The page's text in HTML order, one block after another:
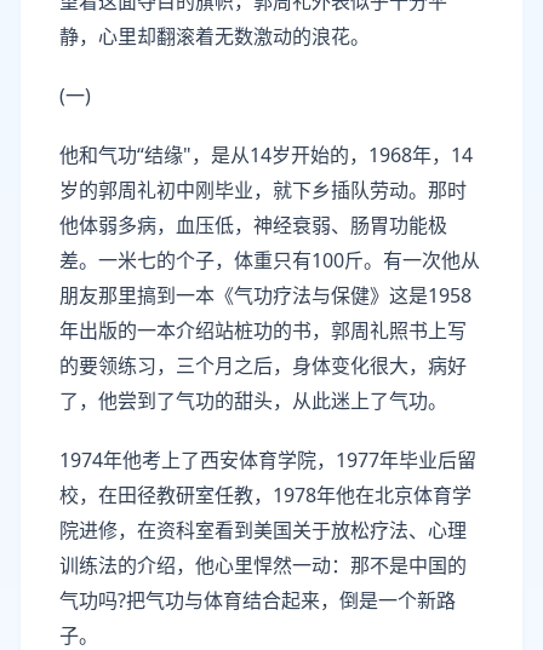
静，心里却翻滚着无数激动的浪花。
(一)
他和气功“结缘"，是从14岁开始的，1968年，14
岁的郭周礼初中刚毕业，就下乡插队劳动。那时
他体弱多病，血压低，神经衰弱、肠胃功能极
差。一米七的个子，体重只有100斤。有一次他从
朋友那里搞到一本《气功疗法与保健》这是1958
年出版的一本介绍站桩功的书，郭周礼照书上写
的要领练习，三个月之后，身体变化很大，病好
了，他尝到了气功的甜头，从此迷上了气功。
1974年他考上了西安体育学院，1977年毕业后留
校，在田径教研室任教，1978年他在北京体育学
院进修，在资科室看到美国关于放松疗法、心理
训练法的介绍，他心里悍然一动：那不是中国的
气功吗?把气功与体育结合起来，倒是一个新路
子。